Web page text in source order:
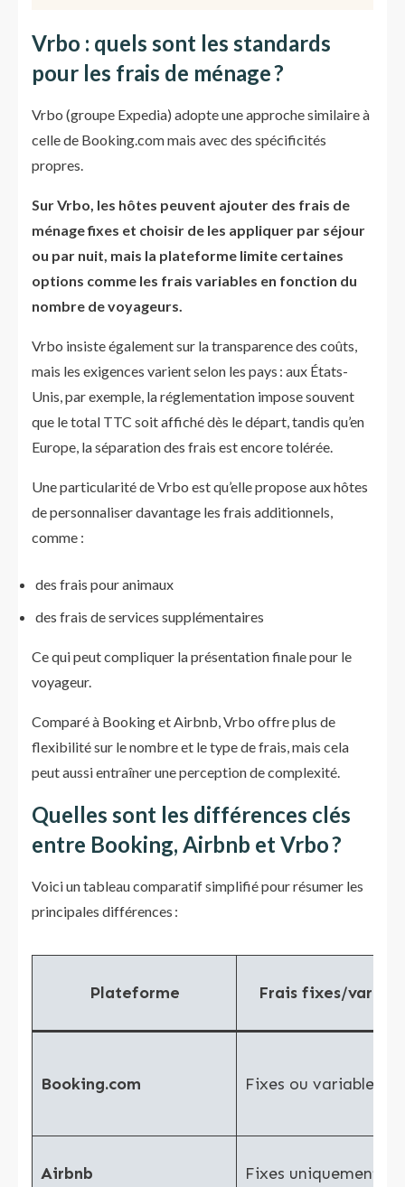
Vrbo : quels sont les standards
pour les frais de ménage ?
Vrbo (groupe Expedia) adopte une approche similaire à
celle de Booking.com mais avec des spécificités
propres.
Sur Vrbo, les hôtes peuvent ajouter des frais de
ménage fixes et choisir de les appliquer par séjour
ou par nuit, mais la plateforme limite certaines
options comme les frais variables en fonction du
nombre de voyageurs.
Vrbo insiste également sur la transparence des coûts,
mais les exigences varient selon les pays : aux États-
Unis, par exemple, la réglementation impose souvent
que le total TTC soit affiché dès le départ, tandis qu’en
Europe, la séparation des frais est encore tolérée.
Une particularité de Vrbo est qu’elle propose aux hôtes
de personnaliser davantage les frais additionnels,
comme :
des frais pour animaux
des frais de services supplémentaires
Ce qui peut compliquer la présentation finale pour le
voyageur.
Comparé à Booking et Airbnb, Vrbo offre plus de
flexibilité sur le nombre et le type de frais, mais cela
peut aussi entraîner une perception de complexité.
Quelles sont les différences clés
entre Booking, Airbnb et Vrbo ?
Voici un tableau comparatif simplifié pour résumer les
principales différences :
Plateforme Frais fixes/
Booking.com Fixes ou variables
Airbnb Fixes uniquement